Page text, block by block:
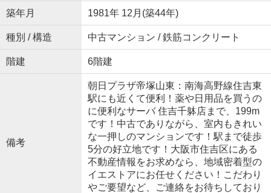
築年月 1981年 12月(築44年)
種別 / 構造 中古マンション / 鉄筋コンクリート
階建 6階建
備考
朝日プラザ帝塚山東：南海高野線住吉東
駅にも近くて便利！薬や日用品を買うの
に便利なサーバ 住吉千躰店まで、199m
です！中古でありながら、室内もきれい
な一押しのマンションです！駅まで徒歩
5分の好立地です！大阪市住吉区にある
不動産情報をお求めなら、地域密着型の
イエストアにお任せください！こだわり
やご要望など、ご連絡をお待ちしており